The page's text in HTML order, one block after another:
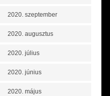
2020. szeptember
2020. augusztus
2020. július
2020. június
2020. május